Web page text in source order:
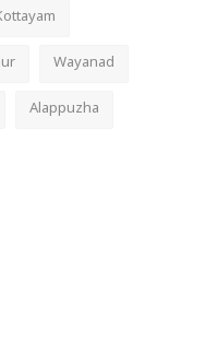
Wayanad
Alappuzha